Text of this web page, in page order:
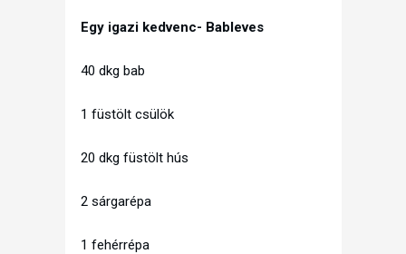
Egy igazi kedvenc- Bableves
40 dkg bab
1 füstölt csülök
20 dkg füstölt hús
2 sárgarépa
1 fehérrépa